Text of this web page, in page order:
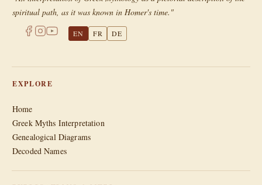
spiritual path, as it was known in Homer's time."
EN FR DE
EXPLORE
Home
Greek Myths Interpretation
Genealogical Diagrams
Decoded Names